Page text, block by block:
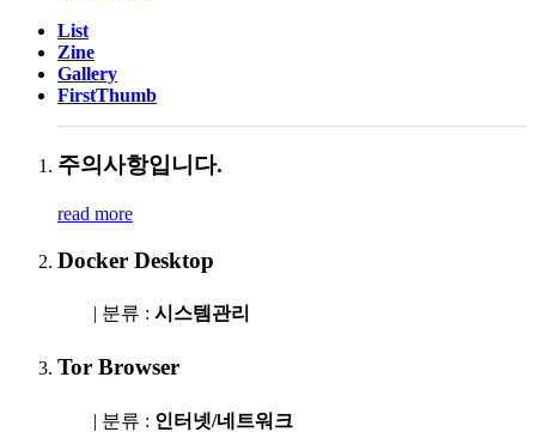
List
Zine
Gallery
FirstThumb
주의사항입니다.
read more
Docker Desktop
| 분류 : 시스템관리
Tor Browser
| 분류 : 인터넷/네트워크